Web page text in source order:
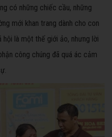
có những chiếc cầu, những
mới khan trang dành cho con
là một thế giới ảo, nhưng lời
công chúng đã quá ác cảm